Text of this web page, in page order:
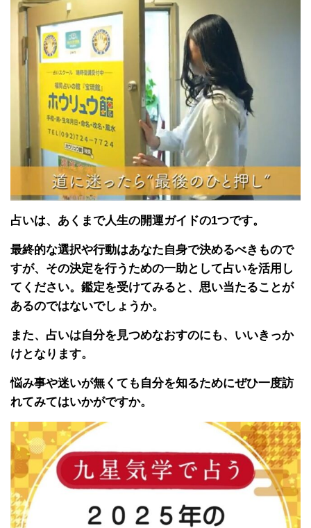
占いは、あくまで人生の開運ガイドの1つです。
最終的な選択や行動はあなた自身で決めるべきもので
すが、その決定を行うための一助として占いを活用し
てください。鑑定を受けてみると、思い当たることが
あるのではないでしょうか。
また、占いは自分を見つめなおすのにも、いいきっか
けとなります。
悩み事や迷いが無くても自分を知るためにぜひ一度訪
れてみてはいかがですか。